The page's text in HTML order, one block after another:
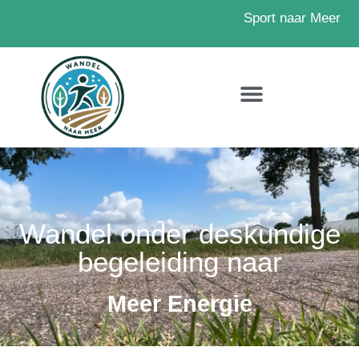
Sport naar Meer
Wandel onder deskundige
begeleiding naar
Meer Energie